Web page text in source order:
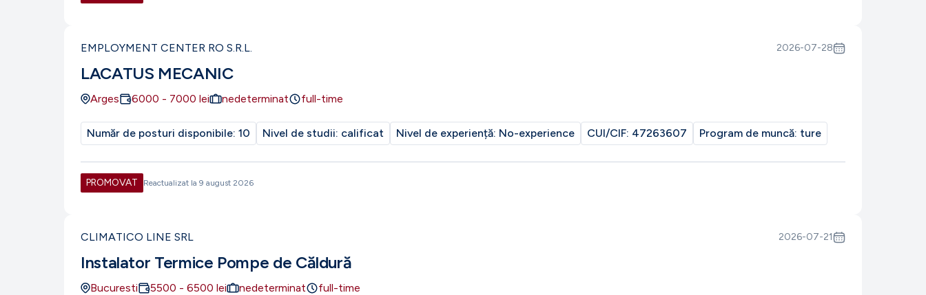
EMPLOYMENT CENTER RO S.R.L. 2026-07-28
LACATUS MECANIC
Arges 6000 - 7000 lei nedeterminat full-time
Număr de posturi disponibile: 10 Nivel de studii: calificat Nivel de experiență: No-experience CUI/CIF: 47263607 Program de muncă: ture
PROMOVAT Reactualizat la 9 august 2026
CLIMATICO LINE SRL 2026-07-21
Instalator Termice Pompe de Căldură
Bucuresti 5500 - 6500 lei nedeterminat full-time